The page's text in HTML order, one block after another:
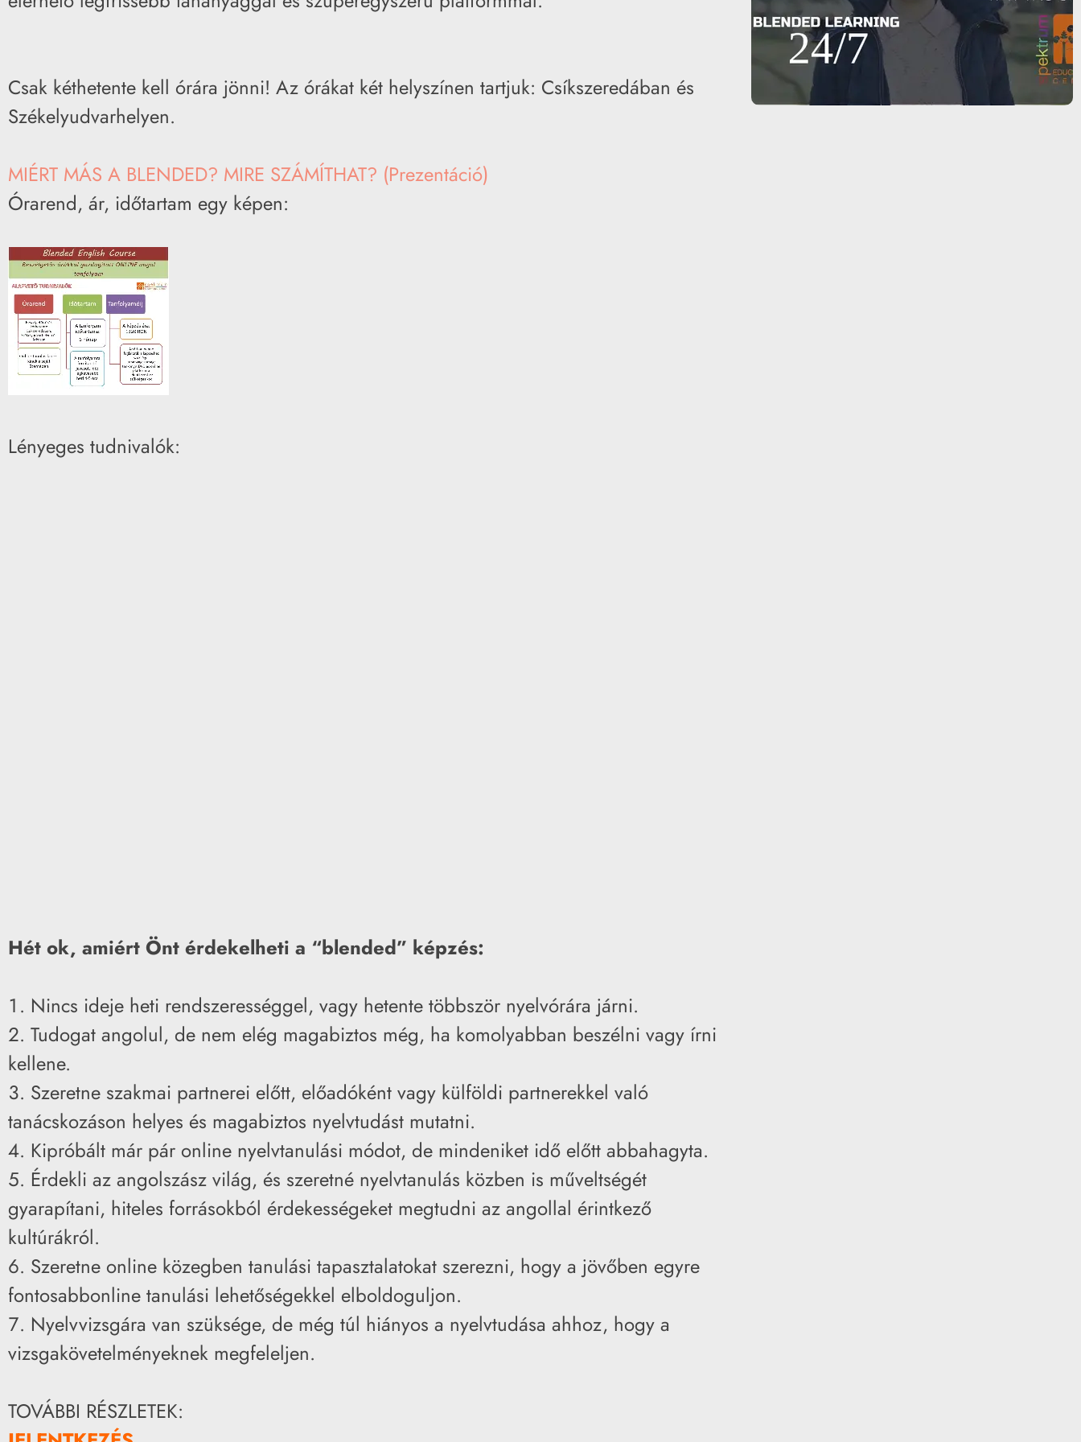
Csak kéthetente kell órára jönni! Az órákat két helyszínen tartjuk: Csíkszeredában és
Székelyudvarhelyen.
MIÉRT MÁS A BLENDED? MIRE SZÁMÍTHAT? (Prezentáció)
Órarend, ár, időtartam egy képen:
Lényeges tudnivalók:
Hét ok, amiért Önt érdekelheti a “blended” képzés:
Nincs ideje heti rendszerességgel, vagy hetente többször nyelvórára járni.
Tudogat angolul, de nem elég magabiztos még, ha komolyabban beszélni vagy írni
kellene.
Szeretne szakmai partnerei előtt, előadóként vagy külföldi partnerekkel való
tanácskozáson helyes és magabiztos nyelvtudást mutatni.
Kipróbált már pár online nyelvtanulási módot, de mindeniket idő előtt abbahagyta.
Érdekli az angolszász világ, és szeretné nyelvtanulás közben is műveltségét
gyarapítani, hiteles forrásokból érdekességeket megtudni az angollal érintkező
kultúrákról.
Szeretne online közegben tanulási tapasztalatokat szerezni, hogy a jövőben egyre
fontosabbonline tanulási lehetőségekkel elboldoguljon.
Nyelvvizsgára van szüksége, de még túl hiányos a nyelvtudása ahhoz, hogy a
vizsgakövetelményeknek megfeleljen.
TOVÁBBI RÉSZLETEK: